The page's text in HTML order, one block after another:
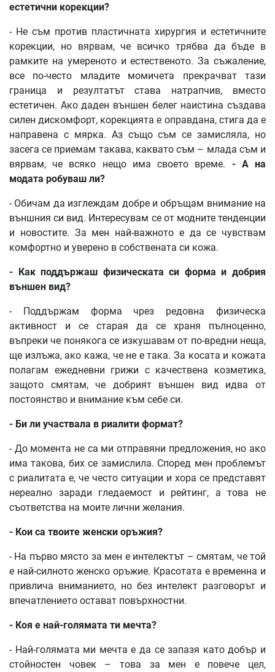
естетични корекции?
- Не съм против пластичната хирургия и естетичните
корекции, но вярвам, че всичко трябва да бъде в
рамките на умереното и естественото. За съжаление,
все по-често младите момичета прекрачват тази
граница и резултатът става натрапчив, вместо
естетичен. Ако даден външен белег наистина създава
силен дискомфорт, корекцията е оправдана, стига да е
направена с мярка. Аз също съм се замисляла, но
засега се приемам такава, каквато съм – млада съм и
вярвам, че всяко нещо има своето време. - А на
модата робуваш ли?
- Обичам да изглеждам добре и обръщам внимание на
външния си вид. Интересувам се от модните тенденции
и новостите. За мен най-важното е да се чувствам
комфортно и уверено в собствената си кожа.
- Как поддържаш физическата си форма и добрия
външен вид?
- Поддържам форма чрез редовна физическа
активност и се старая да се храня пълноценно,
въпреки че понякога се изкушавам от по-вредни неща,
ще излъжа, ако кажа, че не е така. За косата и кожата
полагам ежедневни грижи с качествена козметика,
защото смятам, че добрият външен вид идва от
постоянство и внимание към себе си.
- Би ли участвала в риалити формат?
- До момента не са ми отправяни предложения, но ако
има такова, бих се замислила. Според мен проблемът
с риалитата е, че често ситуации и хора се представят
нереално заради гледаемост и рейтинг, а това не
съответства на моите лични желания.
- Кои са твоите женски оръжия?
- На първо място за мен е интелектът – смятам, че той
е най-силното женско оръжие. Красотата е временна и
привлича вниманието, но без интелект разговорът и
впечатлението остават повърхностни.
- Коя е най-голямата ти мечта?
- Най-голямата ми мечта е да се запазя като добър и
стойностен човек – това за мен е повече цел,